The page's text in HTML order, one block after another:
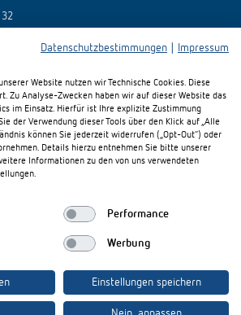
692-150
Besuchen Sie uns auf:
Datenschutzbestimmungen
Impressum
Website nutzen wir Technische Cookies. Diese
Zu Analyse-Zwecken haben wir auf dieser Website das
im Einsatz. Hierfür ist Ihre explizite Zustimmung
der Verwendung dieser Tools über den Klick auf „Alle
können Sie jederzeit widerrufen („Opt-Out“) oder
Details hierzu entnehmen Sie bitte unserer
Informationen zu den von uns verwendeten
Performance
Werbung
Einstellungen speichern